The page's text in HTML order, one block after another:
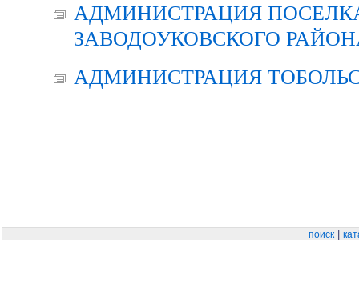
АДМИНИСТРАЦИЯ
ЗАВОДОУКОВСКОГО
АДМИНИСТРАЦИЯ
поиск